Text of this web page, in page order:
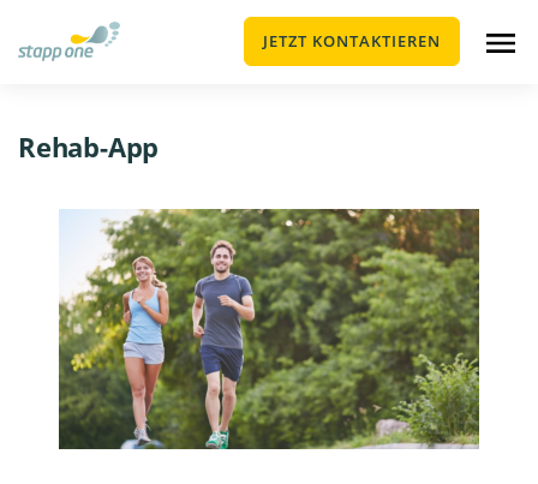
JETZT KONTAKTIEREN
Rehab-App